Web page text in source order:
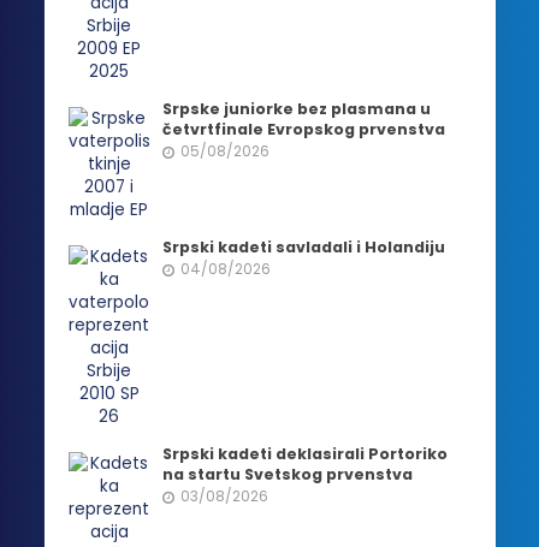
Srpske juniorke bez plasmana u
četvrtfinale Evropskog prvenstva
05/08/2026
Srpski kadeti savladali i Holandiju
04/08/2026
Srpski kadeti deklasirali Portoriko
na startu Svetskog prvenstva
03/08/2026